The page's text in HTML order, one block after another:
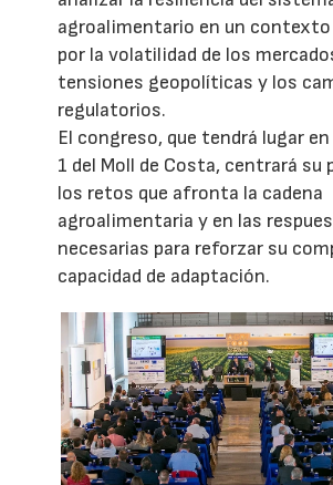
agroalimentario en un contexto
por la volatilidad de los
tensiones geopolíticas y los
regulatorios.
El congreso, que tendrá lugar
1 del Moll de Costa, centrará su
los retos que afronta la cadena
agroalimentaria y en las
necesarias para reforzar su
capacidad de adaptación.